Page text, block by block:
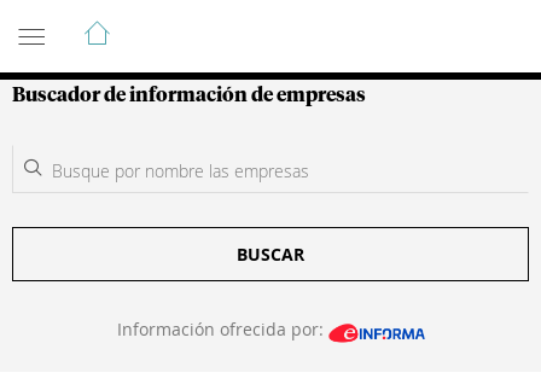
Guía de Empresas Colombianas
Buscador de información de empresas
BUSCAR
Información ofrecida por: